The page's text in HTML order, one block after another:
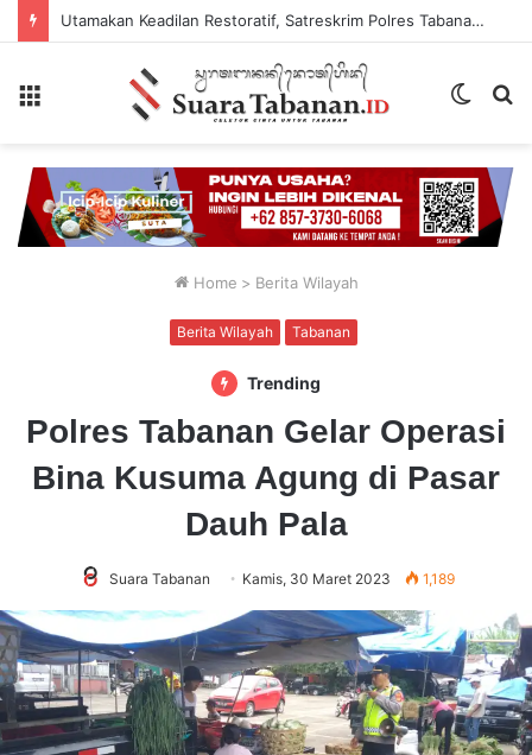
Utamakan Keadilan Restoratif, Satreskrim Polres Tabanan Gelar Perkara Kasus Penganiayaan Anak
Switch
Home > Berita Wilayah
Berita Wilayah Tabanan
Trending
Polres Tabanan Gelar Operasi
Bina Kusuma Agung di Pasar
Dauh Pala
Suara Tabanan Kamis, 30 Maret 2023 1,189